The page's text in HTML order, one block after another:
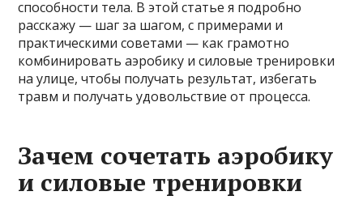
способности тела. В этой статье я подробно
расскажу — шаг за шагом, с примерами и
практическими советами — как грамотно
комбинировать аэробику и силовые тренировки
на улице, чтобы получать результат, избегать
травм и получать удовольствие от процесса.
Зачем сочетать аэробику
и силовые тренировки